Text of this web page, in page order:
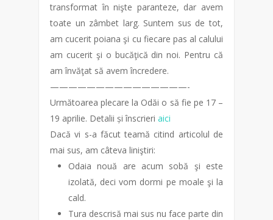
transformat în nişte paranteze, dar avem
toate un zâmbet larg. Suntem sus de tot,
am cucerit poiana şi cu fiecare pas al calului
am cucerit şi o bucăţică din noi. Pentru că
am învăţat să avem încredere.
———————————————-
Următoarea plecare la Odăi o să fie pe 17 –
19 aprilie. Detalii și înscrieri aici
Dacă vi s-a făcut teamă citind articolul de
mai sus, am câteva liniştiri:
Odaia nouă are acum sobă şi este
izolată, deci vom dormi pe moale şi la
cald.
Tura descrisă mai sus nu face parte din